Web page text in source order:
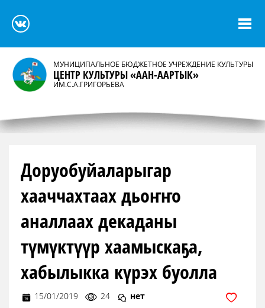
МУНИЦИПАЛЬНОЕ БЮДЖЕТНОЕ УЧРЕЖДЕНИЕ КУЛЬТУРЫ
ЦЕНТР КУЛЬТУРЫ «ААН-ААРТЫК»
ИМ.С.А.ГРИГОРЬЕВА
Доруобуйаларыгар
хааччахтаах дьоҥҥо
аналлаах декаданы
түмүктүүр хаамыскаҕа,
хабылыкка күрэх буолла
15/01/2019 24 нет